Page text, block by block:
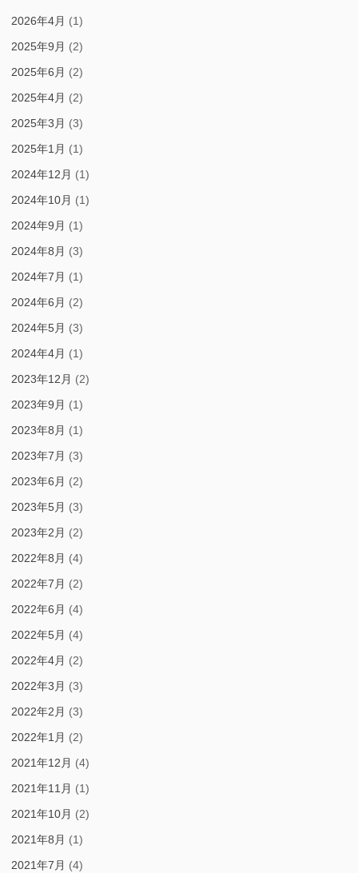
2026年4月 (1)
2025年9月 (2)
2025年6月 (2)
2025年4月 (2)
2025年3月 (3)
2025年1月 (1)
2024年12月 (1)
2024年10月 (1)
2024年9月 (1)
2024年8月 (3)
2024年7月 (1)
2024年6月 (2)
2024年5月 (3)
2024年4月 (1)
2023年12月 (2)
2023年9月 (1)
2023年8月 (1)
2023年7月 (3)
2023年6月 (2)
2023年5月 (3)
2023年2月 (2)
2022年8月 (4)
2022年7月 (2)
2022年6月 (4)
2022年5月 (4)
2022年4月 (2)
2022年3月 (3)
2022年2月 (3)
2022年1月 (2)
2021年12月 (4)
2021年11月 (1)
2021年10月 (2)
2021年8月 (1)
2021年7月 (4)